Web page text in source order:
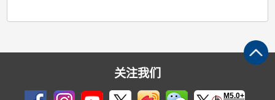
关注我们
M5.0+